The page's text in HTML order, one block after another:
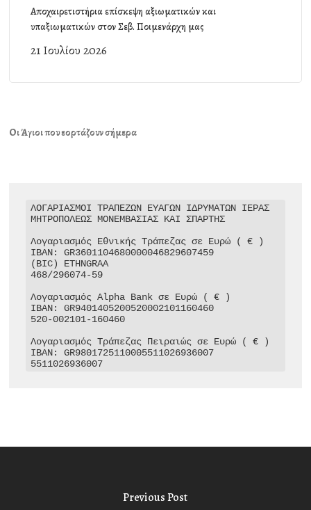
Αποχαιρετιστήρια επίσκεψη αξιωματικών και
υπαξιωματικών στον Σεβ. Ποιμενάρχη μας
21 Ιουλίου 2026
Οι Άγιοι που εορτάζουν σήμερα
ΛΟΓΑΡΙΑΣΜΟΙ ΤΡΑΠΕΖΩΝ ΕΥΑΓΩΝ ΙΔΡΥΜΑΤΩΝ ΙΕΡΑΣ
ΜΗΤΡΟΠΟΛΕΩΣ ΜΟΝΕΜΒΑΣΙΑΣ ΚΑΙ ΣΠΑΡΤΗΣ
Λογαριασμός Εθνικής Τράπεζας σε Ευρώ ( € )
IBAN: GR3601104680000046829607459
(BIC) ETHNGRAA
468/296074-59
Λογαριασμός Alpha Bank σε Ευρώ ( € )
IBAN: GR9401405200520002101160460
520-002101-160460
Λογαριασμός Τράπεζας Πειραιώς σε Ευρώ ( € )
IBAN: GR9801725110005511026936007
5511026936007
Previous Post